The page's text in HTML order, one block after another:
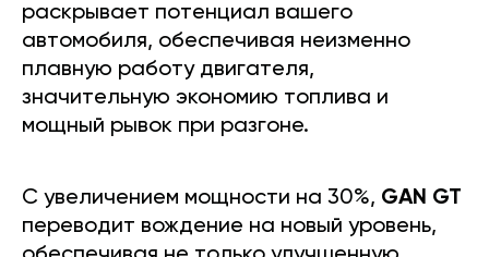
раскрывает потенциал вашего
автомобиля, обеспечивая неизменно
плавную работу двигателя,
значительную экономию топлива и
мощный рывок при разгоне.
С увеличением мощности на 30%, GAN GT
переводит вождение на новый уровень,